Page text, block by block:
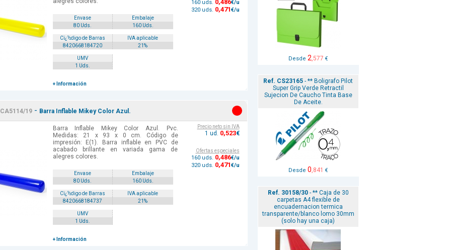
Envase
Embalaje
80 Uds.
160 Uds.
Cï¿½digo de Barras
IVA aplicable
8420668184720
21%
UMV
1 Uds.
+ Información
160 uds. 0,486€/u
320 uds. 0,471€/u
CA5114/19- Barra Inflable Mikey Color Azul.
Barra Inflable Mikey Color Azul. Pvc.
Medidas: 21 x 93 x 0 cm. Código de
impresión: E(1). Barra inflable en PVC de
acabado brillante en variada gama de
alegres colores.
Envase
Embalaje
80 Uds.
160 Uds.
Cï¿½digo de Barras
IVA aplicable
8420668184737
21%
UMV
1 Uds.
+ Información
Precio neto sin IVA
1 ud. 0,523€
Ofertas especiales
160 uds. 0,486€/u
320 uds. 0,471€/u
Desde 2,577 €
Ref. CS23165 - ** Boligrafo Pilot
Super Grip Verde Retractil
Sujecion De Caucho Tinta Base
De Aceite.
Desde 0,841 €
Ref. 30158/30- ** Caja de 30
carpetas A4 flexible de
encuadernacion termica
transparente/blanco lomo 30mm
(solo hay una caja)